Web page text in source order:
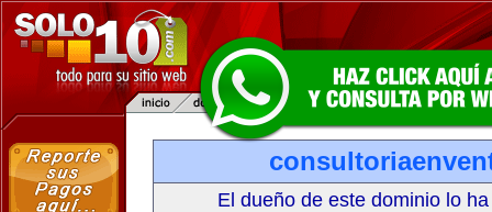
El dueño de este dominio lo